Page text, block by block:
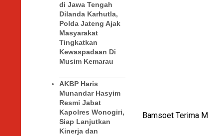
di Jawa Tengah
Dilanda Karhutla,
Polda Jateng Ajak
Masyarakat
Tingkatkan
Kewaspadaan Di
Musim Kemarau
AKBP Haris
Munandar Hasyim
Resmi Jabat
Kapolres Wonogiri,
Siap Lanjutkan
Kinerja dan
Bamsoet Terima